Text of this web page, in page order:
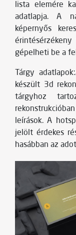
lista elemére
adatlapja. A
képernyős
gépelheti be a
Tárgy
készült 3d
tárgyhoz
leírások. A
jelölt érdekes
hasábban az